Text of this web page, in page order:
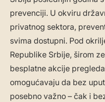
prevenciji. U okviru
privatnog sektora,
svima dostupni. Pod
Republike Srbije, širom
besplatne akcije
omogućavaju da bez
posebno važno – čak i